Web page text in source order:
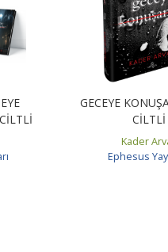
GECEYE
CİLTLİ
Kader
Ephesus